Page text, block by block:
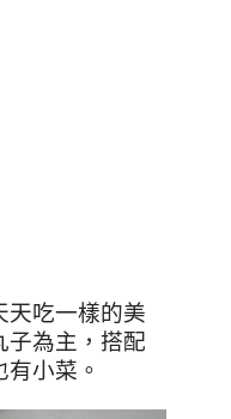
天吃一樣的美
子為主 ，搭配
有小菜 。